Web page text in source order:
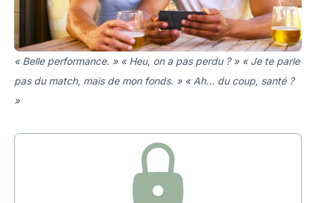
« Belle performance. » « Heu, on a pas perdu ? » « Je te parle
pas du match, mais de mon fonds. » « Ah… du coup, santé ?
»